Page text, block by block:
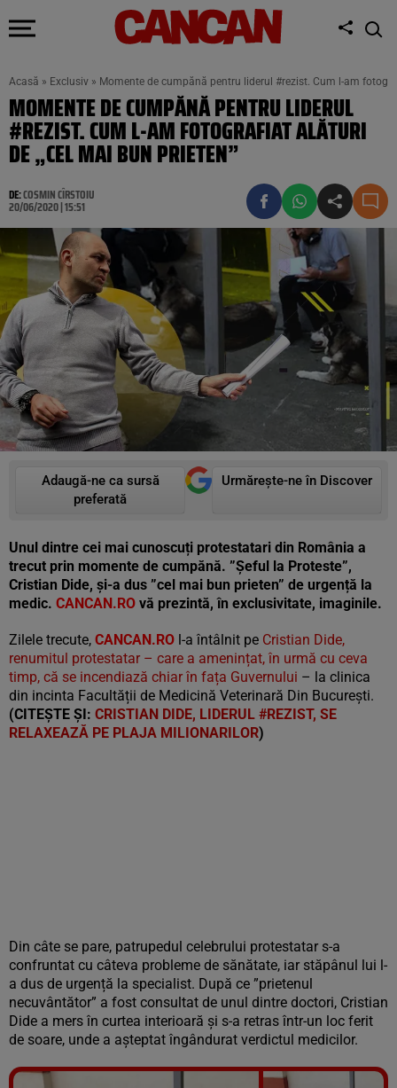
Acasă » Exclusiv » Momente de cumpănă pentru liderul #rezist. Cum l-am
MOMENTE DE CUMPĂNĂ PENTRU LIDERUL
#REZIST. CUM L-AM FOTOGRAFIAT ALĂTURI
DE „CEL MAI BUN PRIETEN”
DE:COSMIN CÎRSTOIU
20/06/2020 | 15:51
Adaugă-ne ca sursă
preferată
Urmărește-ne în Discover
Unul dintre cei mai cunoscuți protestatari din România a
trecut prin momente de cumpănă. ”Șeful la Proteste”,
Cristian Dide, și-a dus ”cel mai bun prieten” de urgență la
medic. CANCAN.RO vă prezintă, în exclusivitate, imaginile.
Zilele trecute, CANCAN.RO l-a întâlnit pe Cristian Dide,
renumitul protestatar – care a amenințat, în urmă cu ceva
timp, că se incendiază chiar în fața Guvernului – la clinica
din incinta Facultății de Medicină Veterinară Din București.
(CITEȘTE ȘI: CRISTIAN DIDE, LIDERUL #REZIST, SE
RELAXEAZĂ PE PLAJA MILIONARILOR)
Din câte se pare, patrupedul celebrului protestatar s-a
confruntat cu câteva probleme de sănătate, iar stăpânul lui l-
a dus de urgență la specialist. După ce ”prietenul
necuvântător” a fost consultat de unul dintre doctori, Cristian
Dide a mers în curtea interioară și s-a retras într-un loc ferit
de soare, unde a așteptat îngândurat verdictul medicilor.